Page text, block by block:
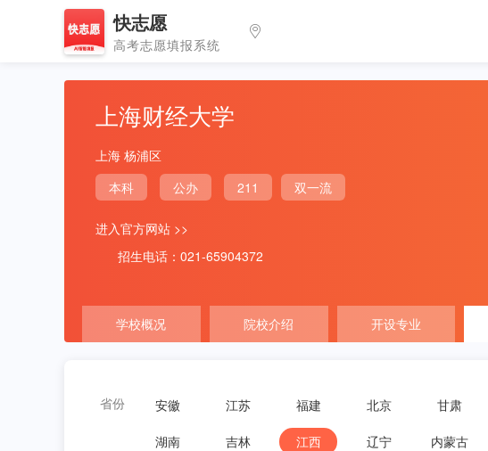
快志愿
高考志愿填报系统
上海财经大学
上海 杨浦区
本科
公办 211 双一流
进入官方网站 >>
招生电话：021-65904372
学校概况 院校介绍 开设专业
省份 安徽 江苏 福建 北京 甘肃
湖南 吉林 江西 辽宁 内蒙古